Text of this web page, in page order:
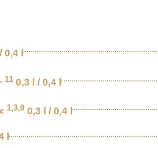
l
11 0,3 l / 0,4 l
1,3,9 0,3 l / 0,4 l
l